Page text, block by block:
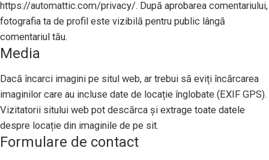
https://automattic.com/privacy/. După aprobarea comentariului,
fotografia ta de profil este vizibilă pentru public lângă
comentariul tău.
Media
Dacă încarci imagini pe situl web, ar trebui să eviți încărcarea
imaginilor care au incluse date de locație înglobate (EXIF GPS).
Vizitatorii sitului web pot descărca și extrage toate datele
despre locație din imaginile de pe sit.
Formulare de contact